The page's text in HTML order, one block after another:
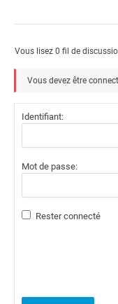
Vous lisez 0 fil de
Vous devez être
Identifiant:
Mot de passe:
Rester connecté